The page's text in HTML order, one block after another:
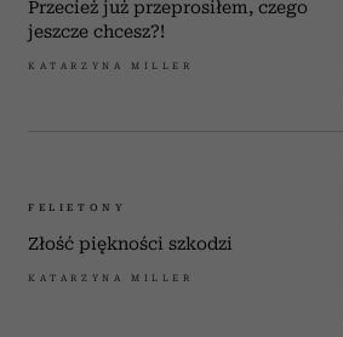
Przecież już przeprosiłem, czego
jeszcze chcesz?!
KATARZYNA MILLER
FELIETONY
Złość piękności szkodzi
KATARZYNA MILLER